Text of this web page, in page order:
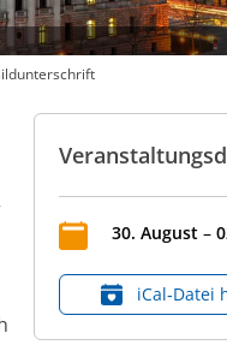
30. August –
iCal‑Datei